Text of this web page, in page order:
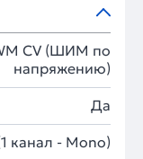
СV (ШИМ по
напряжению)
Да
канал - Mono)